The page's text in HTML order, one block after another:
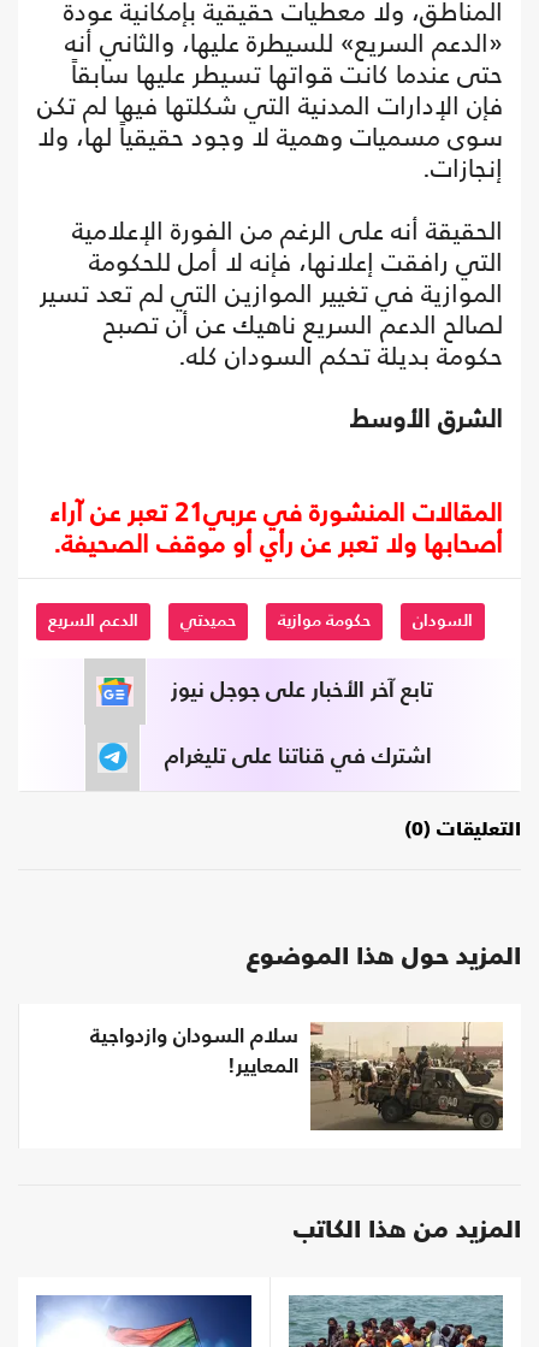
المناطق، ولا معطيات حقيقية بإمكانية عودة
«الدعم السريع» للسيطرة عليها، والثاني أنه
حتى عندما كانت قواتها تسيطر عليها سابقاً
فإن الإدارات المدنية التي شكلتها فيها لم تكن
سوى مسميات وهمية لا وجود حقيقياً لها، ولا
إنجازات.
الحقيقة أنه على الرغم من الفورة الإعلامية
التي رافقت إعلانها، فإنه لا أمل للحكومة
الموازية في تغيير الموازين التي لم تعد تسير
لصالح الدعم السريع ناهيك عن أن تصبح
حكومة بديلة تحكم السودان كله.
الشرق الأوسط
المقالات المنشورة في عربي21 تعبر عن آراء
أصحابها ولا تعبر عن رأي أو موقف الصحيفة.
السودان حكومة موازية حميدتي الدعم السريع
تابع آخر الأخبار على جوجل نيوز
اشترك في قناتنا على تليغرام
التعليقات (0)
المزيد حول هذا الموضوع
سلام السودان وازدواجية
المعايير!
المزيد من هذا الكاتب